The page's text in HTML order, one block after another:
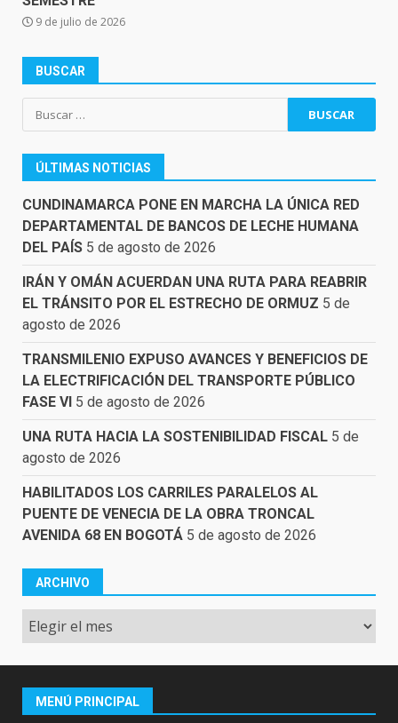
9 de julio de 2026
BUSCAR
Buscar:
ÚLTIMAS NOTICIAS
CUNDINAMARCA PONE EN MARCHA LA ÚNICA RED
DEPARTAMENTAL DE BANCOS DE LECHE HUMANA
DEL PAÍS 5 de agosto de 2026
IRÁN Y OMÁN ACUERDAN UNA RUTA PARA REABRIR
EL TRÁNSITO POR EL ESTRECHO DE ORMUZ 5 de
agosto de 2026
TRANSMILENIO EXPUSO AVANCES Y BENEFICIOS DE
LA ELECTRIFICACIÓN DEL TRANSPORTE PÚBLICO
FASE VI 5 de agosto de 2026
UNA RUTA HACIA LA SOSTENIBILIDAD FISCAL 5 de
agosto de 2026
HABILITADOS LOS CARRILES PARALELOS AL
PUENTE DE VENECIA DE LA OBRA TRONCAL
AVENIDA 68 EN BOGOTÁ 5 de agosto de 2026
ARCHIVO
Archivo
MENÚ PRINCIPAL